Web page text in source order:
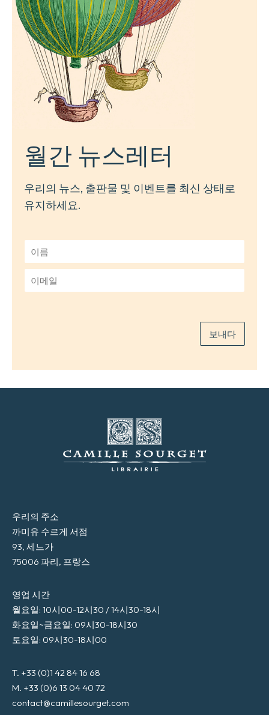
월간 뉴스레터
우리의 뉴스, 출판물 및 이벤트를 최신 상태로
유지하세요.
름
*
메
보내다
우리의 주소
까미유 수르게 서점
93, 세느가
75006 파리, 프랑스
영업 시간
월요일: 10시00-12시30 / 14시30-18시
화요일~금요일: 09시30-18시30
토요일: 09시30-18시00
T. +33 (0)1 42 84 16 68
M. +33 (0)6 13 04 40 72
contact@camillesourget.com